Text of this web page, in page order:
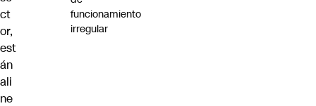
ct
or,
est
án
ali
ne
funcionamiento
irregular